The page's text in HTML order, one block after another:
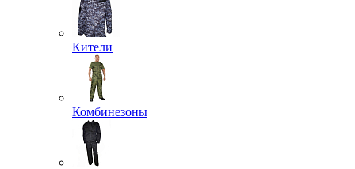
Кители
Комбинезоны